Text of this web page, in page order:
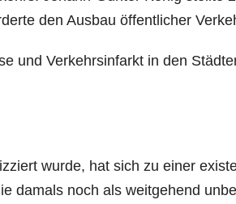
den Ausbau öffentlicher
und Verkehrsinfarkt in den
wurde, hat sich zu einer
damals noch als weitgehend